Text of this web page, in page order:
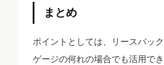
まとめ
ポイントとしては、リースバッ
ゲージの何れの場合でも活用で